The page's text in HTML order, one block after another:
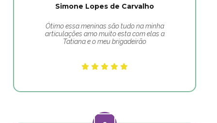
Simone Lopes de Carvalho
Ótimo essa meninas são tudo na minha
articulações amo muito esta com elas a
Tatiana e o meu brigadeirão